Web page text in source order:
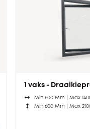
1 vaks -
Min 600 Mm |Max
Min 600 Mm |Max